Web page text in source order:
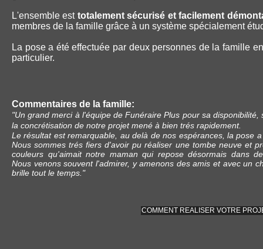
L'ensemble est totalement sécurisé et facilement
membres de la famille grâce à un système spécialement
La pose a été effectuée par deux personnes de la famille
particulier.
Commentaires de la famille:
"Un grand merci à l'équipe de Funéraire Plus pour sa
la concrétisation de notre projet mené à bien trés rapidement.
Le résultat est remarquable, au delà de nos espérances, la pose
Nous sommes trés fiers d'avoir pu réaliser une tombe neuve et
couleurs qu'aimait notre maman qui repose désormais dans
Nous venons souvent l'admirer, y amenons des amis et avec un
brille tout le temps."
COMMENT REALISER VOTRE